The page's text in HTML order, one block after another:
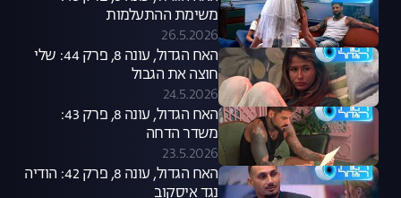
משימת ההתעלמות
26.5.2026
האח הגדול, עונה 8, פרק 44: שלי
חוצה את הגבול
24.5.2026
האח הגדול, עונה 8, פרק 43:
משדר הדחה
23.5.2026
האח הגדול, עונה 8, פרק 42: הודיה
נגד איסקוב